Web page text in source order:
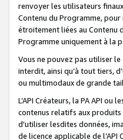
renvoyer les utilisateurs
Contenu du Programme,
étroitement liées au Contenu
Programme uniquement à la
Vous ne pouvez pas utiliser le
interdit, ainsi qu’à tout tiers,
ou multimodaux de grande
L’API Créateurs, la PA API
contenus relatifs aux produits
d'utiliser lesdites données,
de licence applicable de l’API